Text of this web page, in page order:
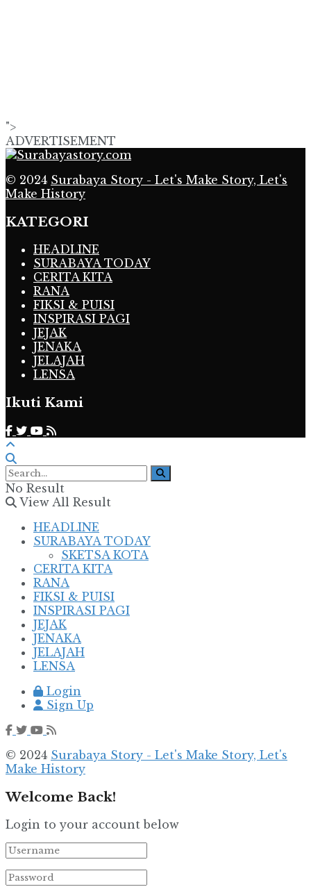
">
ADVERTISEMENT
© 2024 Surabaya Story - Let's Make Story, Let's
Make History
KATEGORI
HEADLINE
SURABAYA TODAY
CERITA KITA
RANA
FIKSI & PUISI
INSPIRASI PAGI
JEJAK
JENAKA
JELAJAH
LENSA
Ikuti Kami
No Result
View All Result
HEADLINE
SURABAYA TODAY
SKETSA KOTA
CERITA KITA
RANA
FIKSI & PUISI
INSPIRASI PAGI
JEJAK
JENAKA
JELAJAH
LENSA
Login
Sign Up
© 2024 Surabaya Story - Let's Make Story, Let's
Make History
Welcome Back!
Login to your account below